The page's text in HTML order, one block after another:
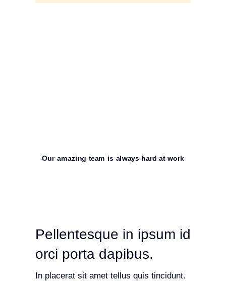
Our amazing team is always hard at work
Pellentesque in ipsum id
orci porta dapibus.
In placerat sit amet tellus quis tincidunt.